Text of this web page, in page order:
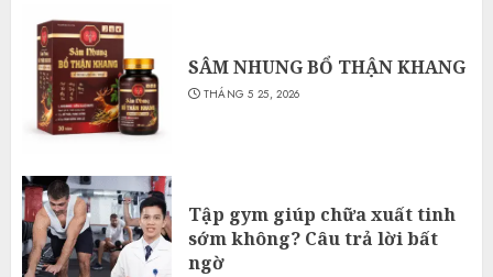
SÂM NHUNG BỔ THẬN KHANG
THÁNG 5 25, 2026
Tập gym giúp chữa xuất tinh
sớm không? Câu trả lời bất
ngờ